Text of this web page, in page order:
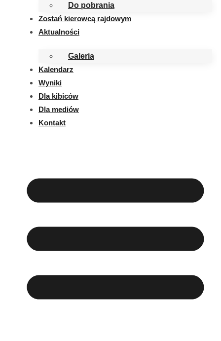
Do pobrania
Zostań kierowcą rajdowym
Aktualności
Galeria
Kalendarz
Wyniki
Dla kibiców
Dla mediów
Kontakt